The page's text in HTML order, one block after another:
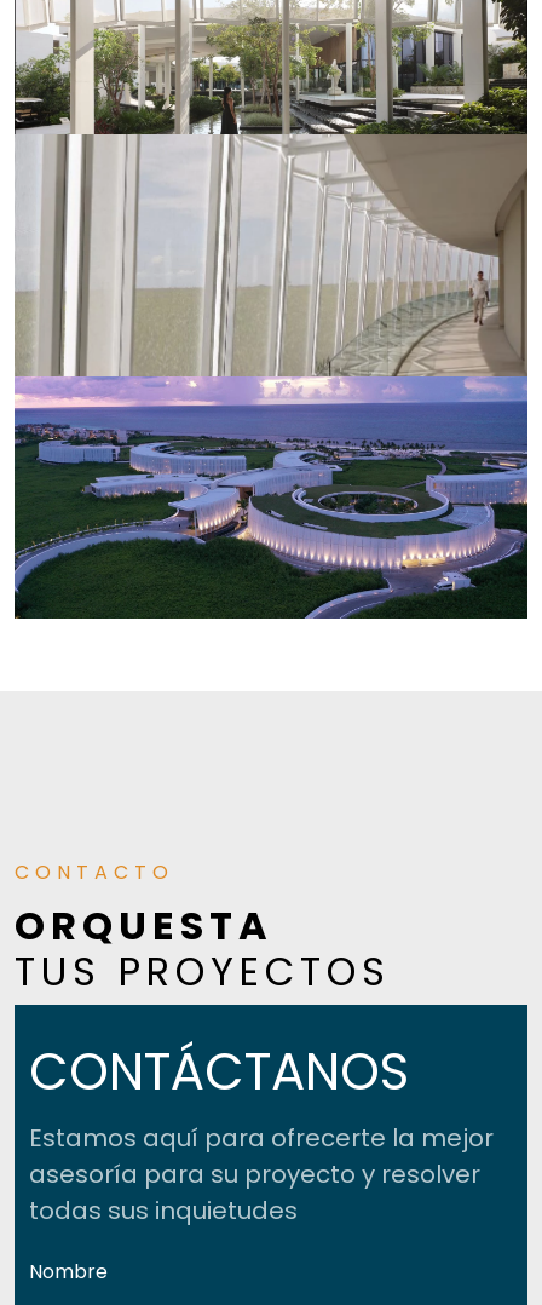
CONTACTO
ORQUESTA
TUS PROYECTOS
CONTÁCTANOS
Estamos aquí para ofrecerte la mejor
asesoría para su proyecto y resolver
todas sus inquietudes
Nombre